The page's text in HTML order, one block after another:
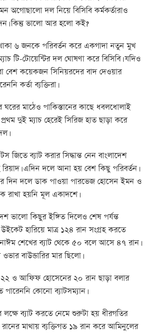
অগোছালো দল নিয়ে বিসিবি কর্মকর্তারাও
কিন্তু ভালো আর হলো কই?
থাকা ৬ জনকে পরিবর্তন করে একগাদা নতুন মুখ
টি-টোয়েন্টির দল ঘোষণা করে বিসিবি। যদিও
বেশ কয়েকজন সিনিয়রদের বাদ দেওয়ার
কর্তা ব্যক্তিরা।
ঘরের মাঠেও পাকিস্তানের কাছে ধবলধোলাই
দুই ম্যাচ হেরেই সিরিজ হাত ছাড়া করে
জিতে ব্যাট করার সিদ্ধান্ত নেন বাংলাদেশ
এদিন দলে আনা হয় বেশ কিছু পরিবর্তন।
দিন দলে ডাক পাওয়া পারভেজ হোসেন ইমন ও
রাখা হয়নি মূল একাদশে।
ভালো কিছুর ইঙ্গিত দিলেও শেষ পর্যন্ত
হারিয়ে মাত্র ১২৪ রান সংগ্রহ করতে
শেখের ব্যাট থেকে ৫০ বলে আসে ৪৭ রান।
বাউন্ডারির মার ছিলো।
২২ ও আফিফ হোসেনের ২০ রান ছাড়া বলার
কোনো ব্যাটসম্যান।
ব্যাট করতে নেমে শুরুটা হয় ধীরগতির
রানের মাথায় ব্যক্তিগত ১৯ রান করে আমিনুলের